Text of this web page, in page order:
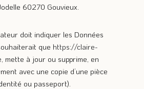
60270 Gouvieux.
doit indiquer les Données
que https://claire-
mette à jour ou supprime, en
avec une copie d’une pièce
ou passeport).